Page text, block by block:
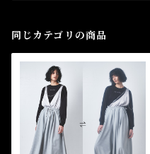
同じカテゴリの商品